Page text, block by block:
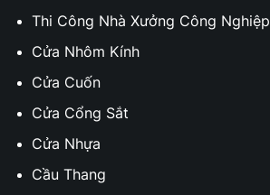
Thi Công Nhà Xưởng Công Nghiệp
Cửa Nhôm Kính
Cửa Cuốn
Cửa Cổng Sắt
Cửa Nhựa
Cầu Thang